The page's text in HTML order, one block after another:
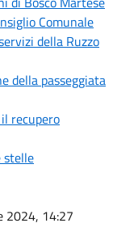
Comunale
della Ruzzo
della passeggiata
recupero
stelle
2024, 14:27